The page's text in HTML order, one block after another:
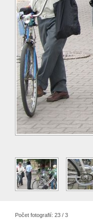
Počet fotografií: 23 / 3